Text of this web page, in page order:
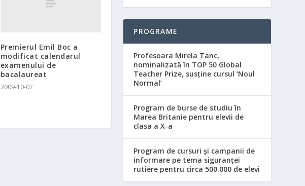
Premierul Emil Boc a
modificat calendarul
examenului de
bacalaureat
2009-10-07
PROGRAME
Profesoara Mirela Tanc,
nominalizată în TOP 50 Global
Teacher Prize, susţine cursul ‘Noul
Normal’
Program de burse de studiu în
Marea Britanie pentru elevii de
clasa a X-a
Program de cursuri şi campanii de
informare pe tema siguranţei
rutiere pentru circa 500.000 de elevi